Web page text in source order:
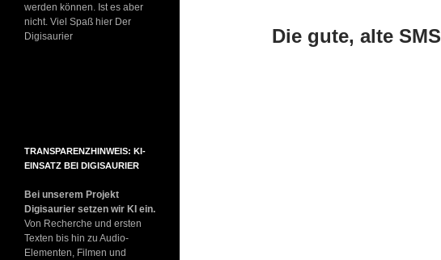
Die gute, alte SMS
werden können. Ist es aber
nicht. Viel Spaß hier Der
Digisaurier
TRANSPARENZHINWEIS: KI-
EINSATZ BEI DIGISAURIER
Bei unserem Projekt
Digisaurier setzen wir KI ein.
Von Recherche und ersten
Texten bis hin zu Audio-
Elementen, Filmen und